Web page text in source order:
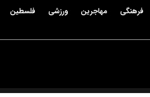
فرهنگی مهاجرین ورزشی فلسطین